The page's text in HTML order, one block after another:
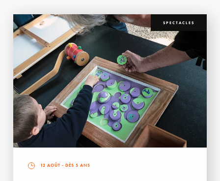
SPECTACLES
12 AOÛT - DÈS 5 ANS